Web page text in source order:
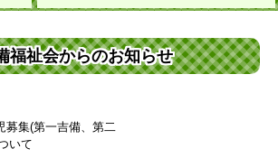
福祉会からのお知らせ
募集(第一吉備、第二
いて